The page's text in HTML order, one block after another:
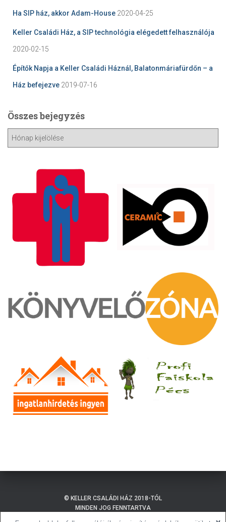
Ha SIP ház, akkor Adam-House 2020-04-25
Keller Családi Ház, a SIP technológia elégedett felhasználója
2020-02-15
Építők Napja a Keller Családi Háznál, Balatonmáriafürdőn – a
Ház befejezve 2019-07-16
Összes bejegyzés
© KELLER CSALÁDI HÁZ 2018-TÓL
MINDEN JOG FENNTARTVA